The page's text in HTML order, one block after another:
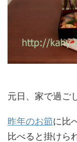
元日、家で過ご
昨年のお節に比
比べると掛けら